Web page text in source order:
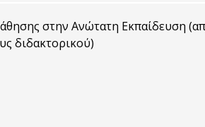
στην Ανώτατη Εκπαίδευση
διδακτορικού)